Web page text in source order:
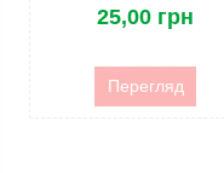
25,00 грн
Перегляд